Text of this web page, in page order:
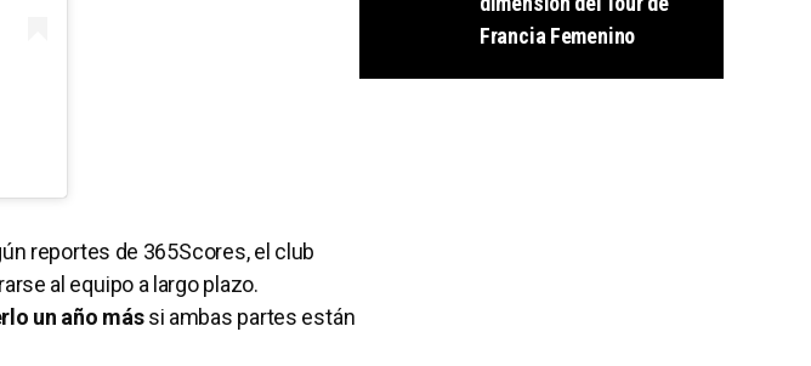
reportes de 365Scores, el club
al equipo a largo plazo.
un año mássi ambas partes están
Francia Femenino